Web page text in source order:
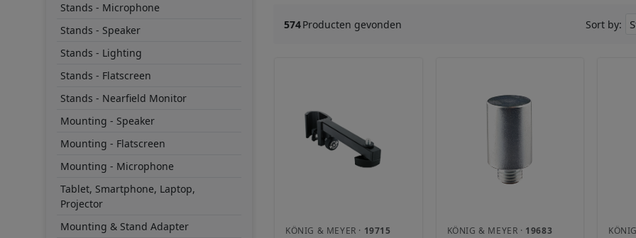
Stands - Microphone
Stands - Speaker
Stands - Lighting
Stands - Flatscreen
Stands - Nearfield Monitor
Mounting - Speaker
Mounting - Flatscreen
Mounting - Microphone
Tablet, Smartphone, Laptop,
Projector
Mounting & Stand Adapter
574Producten gevonden Sort by:
KÖNIG & MEYER · 19715 KÖNIG & MEYER · 19683